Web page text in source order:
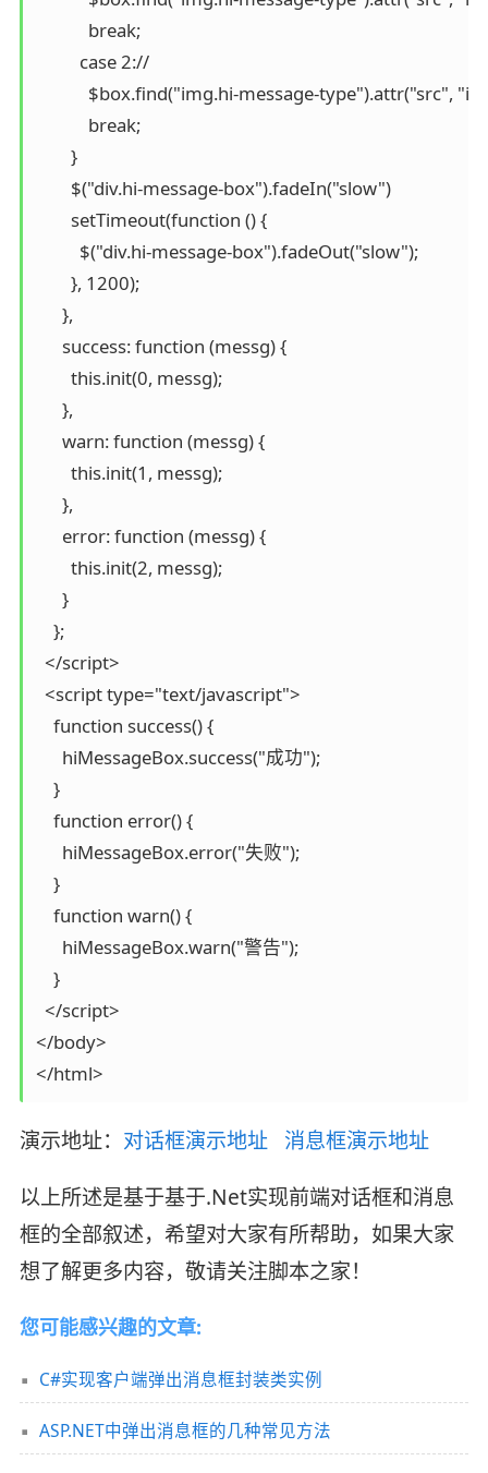
            break;
          case 2://
$box.find("img.hi-message-type").attr("src",
            break;
        }
        $("div.hi-message-box").fadeIn("slow")
        setTimeout(function () {
          $("div.hi-message-box").fadeOut("slow");
        }, 1200);
      },
      success: function (messg) {
        this.init(0, messg);
      },
      warn: function (messg) {
        this.init(1, messg);
      },
      error: function (messg) {
        this.init(2, messg);
      }
    };
  </script>
  <script type="text/javascript">
    function success() {
      hiMessageBox.success("成功");
    }
    function error() {
      hiMessageBox.error("失败");
    }
    function warn() {
      hiMessageBox.warn("警告");
    }
  </script>
</body>
</html>
演示地址： 对话框演示地址
消息框演示地址
以上所述是基于基于.Net实现前端对话框和消息
框的全部叙述，希望对大家有所帮助，如果大家
想了解更多内容，敬请关注脚本之家！
您可能感兴趣的文章:
C#实现客户端弹出消息框封装类实例
ASP.NET中弹出消息框的几种常见方法